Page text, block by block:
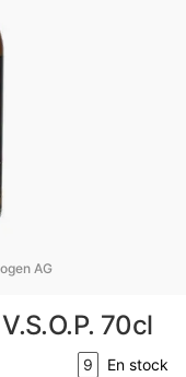
AG
70cl
9 En stock